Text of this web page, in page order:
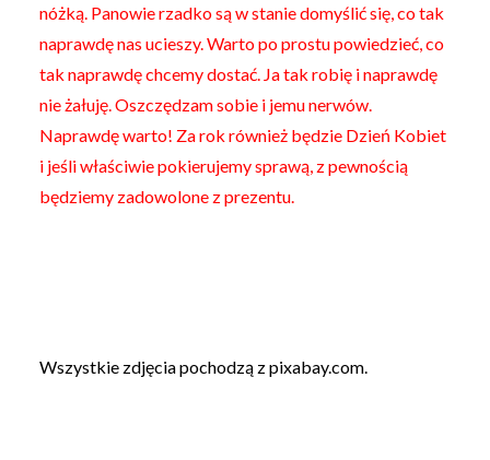
nóżką. Panowie rzadko są w stanie domyślić się, co tak
naprawdę nas ucieszy. Warto po prostu powiedzieć, co
tak naprawdę chcemy dostać. Ja tak robię i naprawdę
nie żałuję. Oszczędzam sobie i jemu nerwów.
Naprawdę warto! Za rok również będzie Dzień Kobiet
i jeśli właściwie pokierujemy sprawą, z pewnością
będziemy zadowolone z prezentu.
Wszystkie zdjęcia pochodzą z pixabay.com.